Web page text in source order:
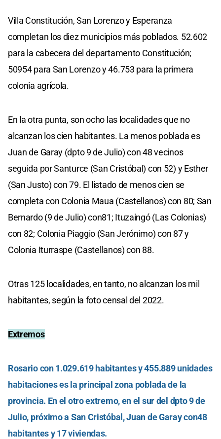
Villa Constitución, San Lorenzo y Esperanza
completan los diez municipios más poblados. 52.602
para la cabecera del departamento Constitución;
50954 para San Lorenzo y 46.753 para la primera
colonia agrícola.
En la otra punta, son ocho las localidades que no
alcanzan los cien habitantes. La menos poblada es
Juan de Garay (dpto 9 de Julio) con 48 vecinos
seguida por Santurce (San Cristóbal) con 52) y Esther
(San Justo) con 79. El listado de menos cien se
completa con Colonia Maua (Castellanos) con 80; San
Bernardo (9 de Julio) con81; Ituzaingó (Las Colonias)
con 82; Colonia Piaggio (San Jerónimo) con 87 y
Colonia Iturraspe (Castellanos) con 88.
Otras 125 localidades, en tanto, no alcanzan los mil
habitantes, según la foto censal del 2022.
Extremos
Rosario con 1.029.619 habitantes y 455.889 unidades
habitaciones es la principal zona poblada de la
provincia. En el otro extremo, en el sur del dpto 9 de
Julio, próximo a San Cristóbal, Juan de Garay con48
habitantes y 17 viviendas.